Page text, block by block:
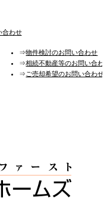
合わせ
物件検討のお問い合わせ
相続不動産等のお問い合わ
ご売却希望のお問い合わせ